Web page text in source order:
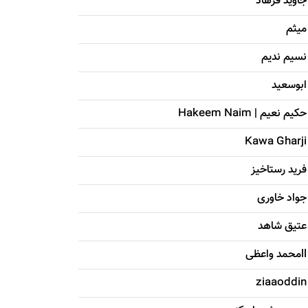
میثم
نسیم ندیم
ابوسعيد
حکيم نعيم | Hakeem Naim
Kawa Gharji
فرید رستاخیز
جواد خاوری
عتیق شاهد
llمحمد واعظی
ziaaoddin